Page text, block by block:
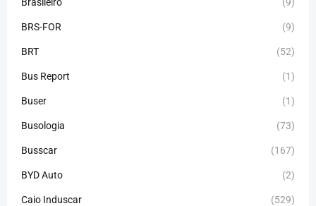
BRS-FOR (9)
BRT (52)
Bus Report (1)
Buser (1)
Busologia (73)
Busscar (167)
BYD Auto (2)
Caio Induscar (529)